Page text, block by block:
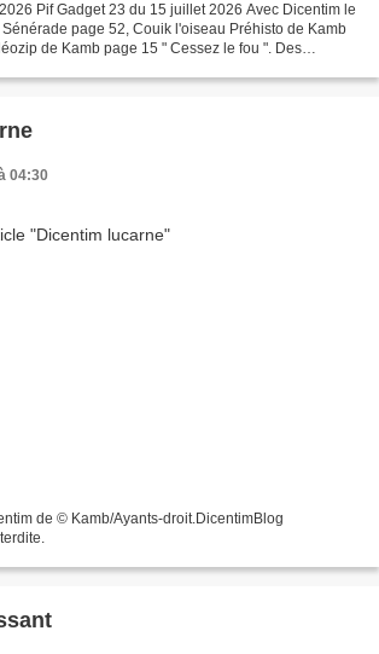
Pif Gadget 23 du 15 juillet 2026 Avec Dicentim le
page 52, Couik l'oiseau Préhisto de Kamb
de Kamb page 15 " Cessez le fou ". Des
04:30